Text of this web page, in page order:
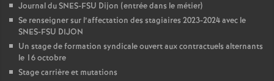
Journal du SNES-FSU Dijon (entrée dans le métier)
Se renseigner sur l’affectation des stagiaires 2023-2024 avec le
SNES-FSU DIJON
Un stage de formation syndicale ouvert aux contractuels alternants
le 16 octobre
Stage carrière et mutations